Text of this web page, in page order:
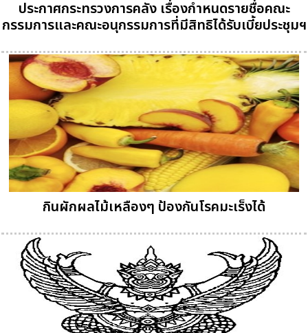
ประกาศกระทรวงการคลัง เรื่องกำหนดรายชื่อคณะ
กรรมการและคณะอนุกรรมการที่มีสิทธิได้รับเบี้ยประชุมฯ
กินผักผลไม้เหลืองๆ ป้องกันโรคมะเร็งได้